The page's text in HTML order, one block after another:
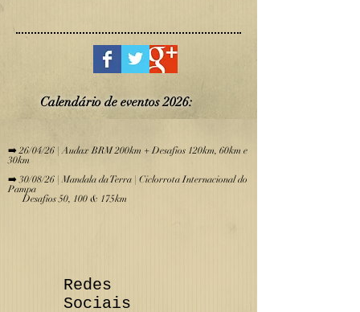
Calendário de eventos 2026:
➡️ 26/04/26 | Audax BRM 200km + Desafios 120km, 60km e
30km
➡️ 30/08/26 | Mandala da Terra | Ciclorrota Internacional do
Pampa
Desafios 50, 100 & 175km
Redes
Sociais